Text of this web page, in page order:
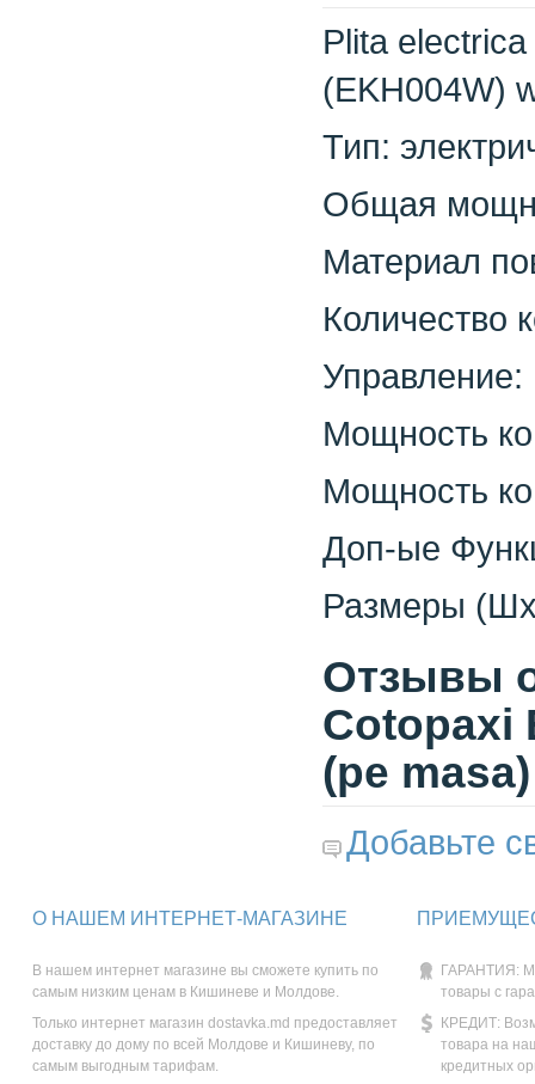
Plita
(EKH004W)
Тип:
Общая
Материал
Количество
Управление:
Мощность
Мощность
Доп-ые
Размеры
Отзывы
Cotopaxi
(pe masa)
Добавьте
О НАШЕМ ИНТЕРНЕТ-МАГАЗИНЕ
В нашем интернет магазине вы сможете купить по
самым низким ценам в Кишиневе и Молдове.
Только интернет магазин dostavka.md предоставляет
доставку до дому по всей Молдове и Кишиневу, по
самым выгодным тарифам.
ГАРАНТИЯ:
товары с
КРЕДИТ:
товара на
кредитных